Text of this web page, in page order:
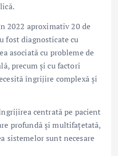
2022 aproximativ 20 de
fost diagnosticate cu
asociată cu probleme de
precum și cu factori
îngrijire complexă și
centrată pe pacient
profundă și multifațetată,
sistemelor sunt necesare